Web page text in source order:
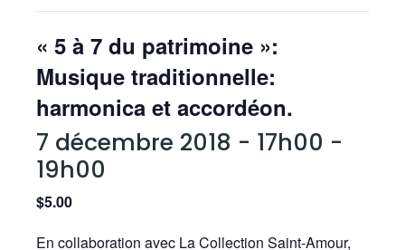
« 5 à 7 du patrimoine »:
Musique traditionnelle:
harmonica et accordéon.
7 décembre 2018 - 17h00 -
19h00
$5.00
En collaboration avec La Collection Saint-Amour,